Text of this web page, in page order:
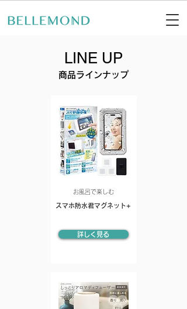
LINE UP
商品ラインナップ
お風呂で楽しむ
スマホ防水君マグネット+
詳しく見る